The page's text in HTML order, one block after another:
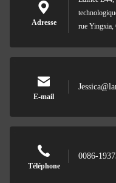
Adresse
rue Yingxia,
E-mail
Téléphone
0086-